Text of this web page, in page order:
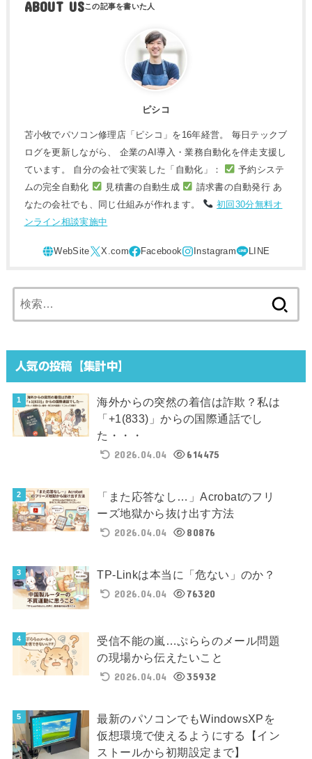
ABOUT US
ピシコ
苫小牧でパソコン修理店「ピシコ」を16年経営。 毎日テックブ
ログを更新しながら、 企業のAI導入・業務自動化を伴走支援し
ています。 自分の会社で実装した「自動化」：
予約システ
ムの完全自動化
見積書の自動生成
請求書の自動発行 あ
なたの会社でも、同じ仕組みが作れます。
初回30分無料オ
ンライン相談実施中
索:
人気の投稿【集計中】
海外からの突然の着信は詐欺？私は
「+1(833)」からの国際通話でし
た・・・
2026.04.04
614475
「また応答なし…」Acrobatのフリ
ーズ地獄から抜け出す方法
2026.04.04
80876
TP-Linkは本当に「危ない」のか？
2026.04.04
76320
受信不能の嵐…ぷららのメール問題
の現場から伝えたいこと
2026.04.04
35932
最新のパソコンでもWindowsXPを
仮想環境で使えるようにする【イン
ストールから初期設定まで】